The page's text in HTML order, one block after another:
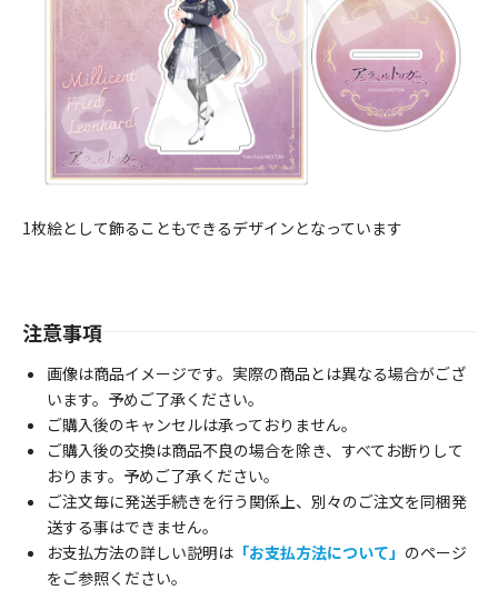
1枚絵として飾ることもできるデザインとなっています
注意事項
画像は商品イメージです。実際の商品とは異なる場合がござ
います。予めご了承ください。
ご購入後のキャンセルは承っておりません。
ご購入後の交換は商品不良の場合を除き、すべてお断りして
おります。予めご了承ください。
ご注文毎に発送手続きを行う関係上、別々のご注文を同梱発
送する事はできません。
お支払方法の詳しい説明は 「お支払方法について」 のページ
をご参照ください。